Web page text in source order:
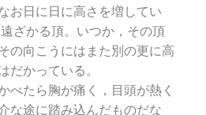
お日に日に高さを増してい
ざかる頂。いつか，その頂
の向こうにはまた別の更に高
だかっている。
べたら胸が痛く，目頭が熱く
な途に踏み込んだものだな